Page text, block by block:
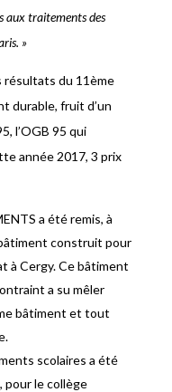
aux traitements des
»
résultats du 11ème
durable, fruit d’un
l’OGB 95 qui
année 2017, 3 prix
a été remis, à
construit pour
à Cergy. Ce bâtiment
a su mêler
bâtiment et tout
scolaires a été
pour le collège